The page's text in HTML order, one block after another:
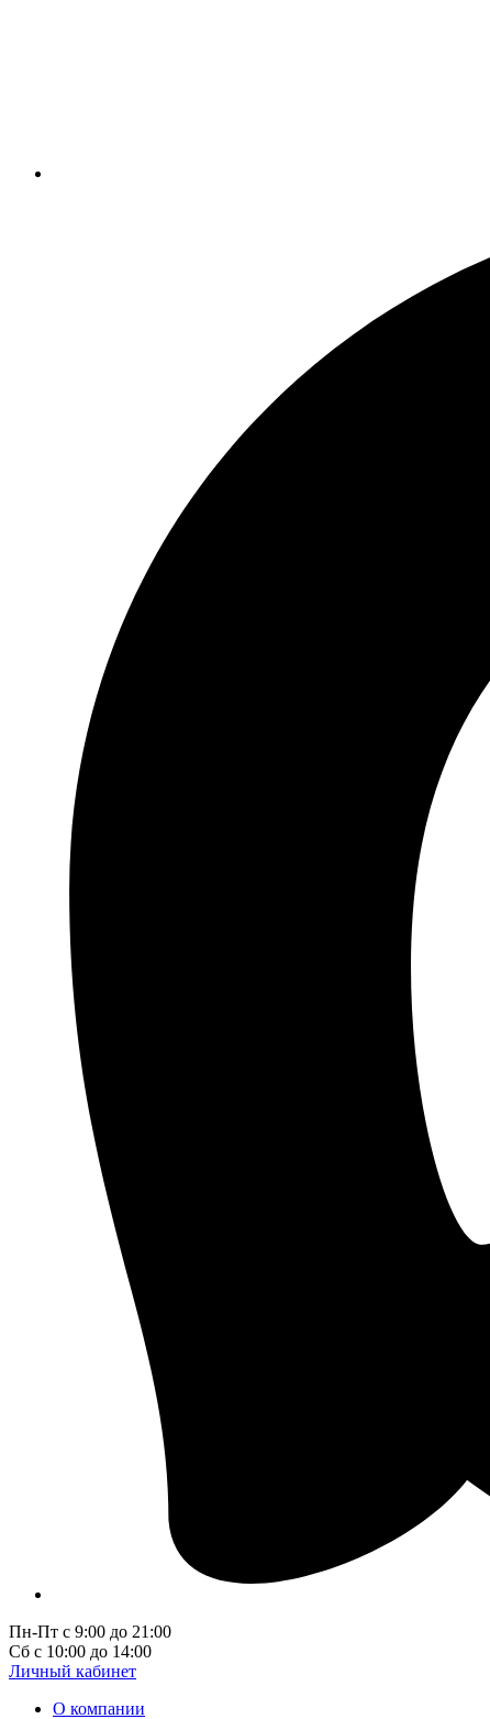
Пн-Пт с 9:00 до 21:00
Сб с 10:00 до 14:00
Личный кабинет
О компании